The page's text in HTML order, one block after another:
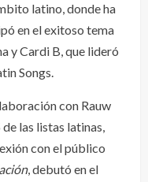
latino, donde ha
en el exitoso tema
y Cardi B, que lideró
Songs.
con Rauw
las listas latinas,
con el público
, debutó en el